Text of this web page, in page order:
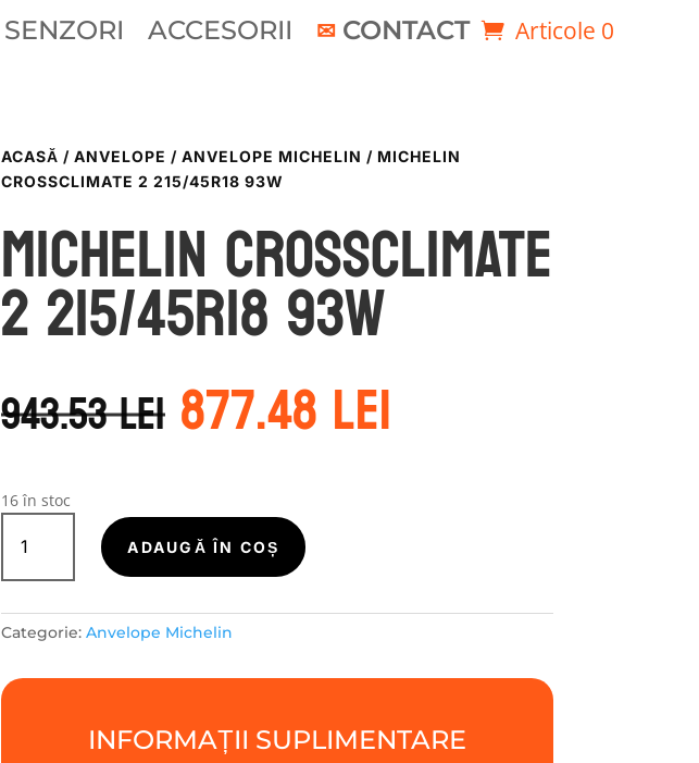
SENZORI ACCESORII CONTACT Articole 0
ACASĂ / ANVELOPE / ANVELOPE MICHELIN / MICHELIN
CROSSCLIMATE 2 215/45R18 93W
Michelin CROSSCLIMATE
2 215/45R18 93W
943.53lei Prețul
inițial
a
fost:
877.48lei
16 în stoc
Cantitate
Michelin
CROSSCLIMATE
215/45R18
93W
ADAUGĂ ÎN COȘ
Categorie: Anvelope Michelin
INFORMAȚII SUPLIMENTARE